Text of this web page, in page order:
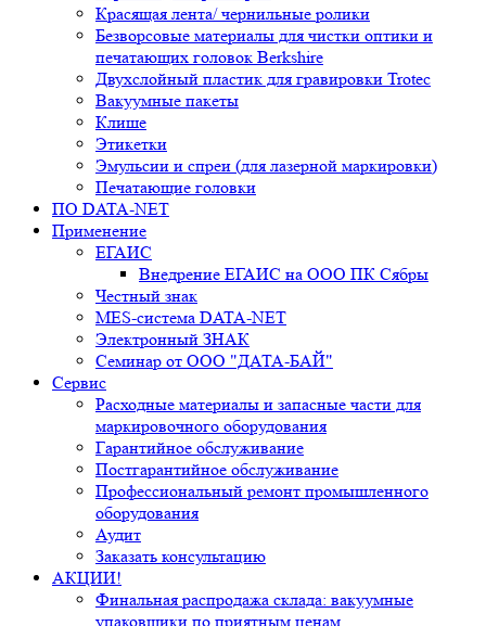
Красящая лента/ чернильные ролики
Безворсовые материалы для чистки оптики и
печатающих головок Berkshire
Двухслойный пластик для гравировки Trotec
Вакуумные пакеты
Клише
Этикетки
Эмульсии и спреи (для лазерной маркировки)
Печатающие головки
ПО DATA-NET
Применение
ЕГАИС
Внедрение ЕГАИС на ООО ПК Сябры
Честный знак
MES-система DATA-NET
Электронный ЗНАК
Семинар от ООО "ДАТА-БАЙ"
Сервис
Расходные материалы и запасные части для
маркировочного оборудования
Гарантийное обслуживание
Постгарантийное обслуживание
Профессиональный ремонт промышленного
оборудования
Аудит
Заказать консультацию
АКЦИИ!
Финальная распродажа склада: вакуумные
упаковщики по приятным ценам